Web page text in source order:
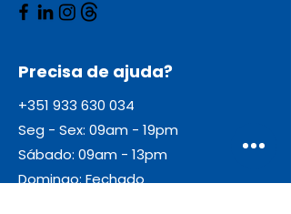
Precisa de ajuda?
+351 933 630 034
Seg - Sex: 09am - 19pm
Sábado: 09am - 13pm
Domingo: Fechado